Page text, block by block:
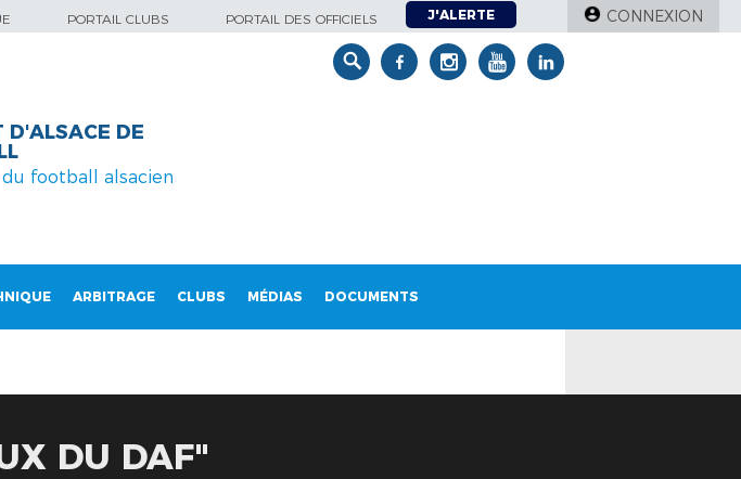
PORTAIL CLUBS PORTAIL DES OFFICIELS J'ALERTE CONNEXION
D'ALSACE DE
football alsacien
ARBITRAGE CLUBS MÉDIAS DOCUMENTS
DU DAF"